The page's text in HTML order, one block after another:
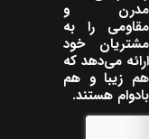
مدرن و
مقاومی را به
مشتریان خود
ارائه می‌دهد که
هم زیبا و هم
بادوام هستند.